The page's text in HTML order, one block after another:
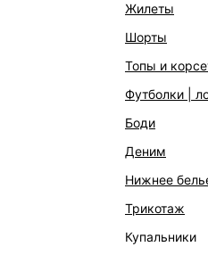
жилеты
шорты
топы и
футболки |
боди
деним
нижнее
трикотаж
купальники
АКСЕССУАРЫ И
ФИНАЛЬНАЯ
ПОДАРОЧНЫЕ
БАЛЬЗАМЫ-ТИНТЫ
ЛИМИТИРОВАННЫЕ